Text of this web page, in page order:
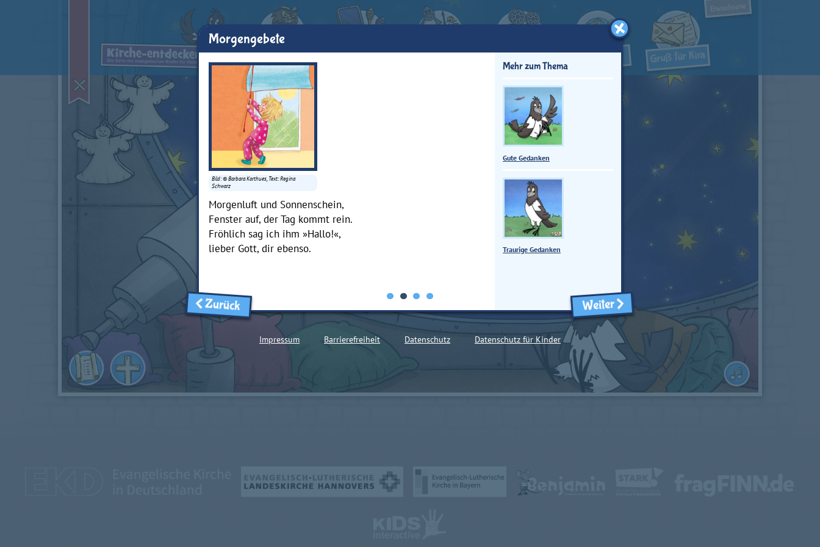
Morgengebete
Bild: © Barbara Korthues, Text: Regina
Schwarz
Morgenluft und Sonnenschein,
Fenster auf, der Tag kommt rein.
Fröhlich sag ich ihm »Hallo!«,
lieber Gott, dir ebenso.
Zurück Weiter
Mehr zum Thema
Gute Gedanken
Traurige Gedanken
Impressum Barrierefreiheit Datenschutz Datenschutz für Kinder